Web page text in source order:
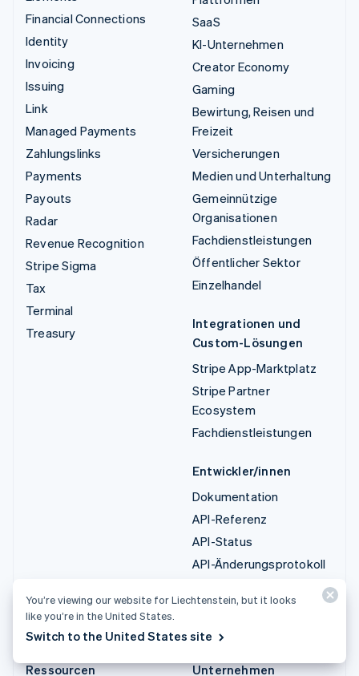
Financial Connections
Identity
Invoicing
Issuing
Link
Managed Payments
Zahlungslinks
Payments
Payouts
Radar
Revenue Recognition
Stripe Sigma
Tax
Terminal
Treasury
SaaS
KI-Unternehmen
Creator Economy
Gaming
Bewirtung, Reisen und
Freizeit
Versicherungen
Medien und Unterhaltung
Gemeinnützige
Organisationen
Fachdienstleistungen
Öffentlicher Sektor
Einzelhandel
Integrationen und
Custom-Lösungen
Stripe App-Marktplatz
Stripe Partner
Ecosystem
Fachdienstleistungen
Entwickler/innen
Dokumentation
API-Referenz
API-Status
API-Änderungsprotokoll
Stripe Projects
Entwickler-Blog
Ressourcen Unternehmen
You’re viewing our website for Liechtenstein, but it looks
like you’re in the United States.
Switch to the United States site